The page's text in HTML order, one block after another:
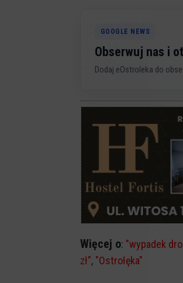
GOOGLE NEWS
Obserwuj nas i
Dodaj eOstroleka do
Więcej o: "wypadek
zł", "Ostrołęka"